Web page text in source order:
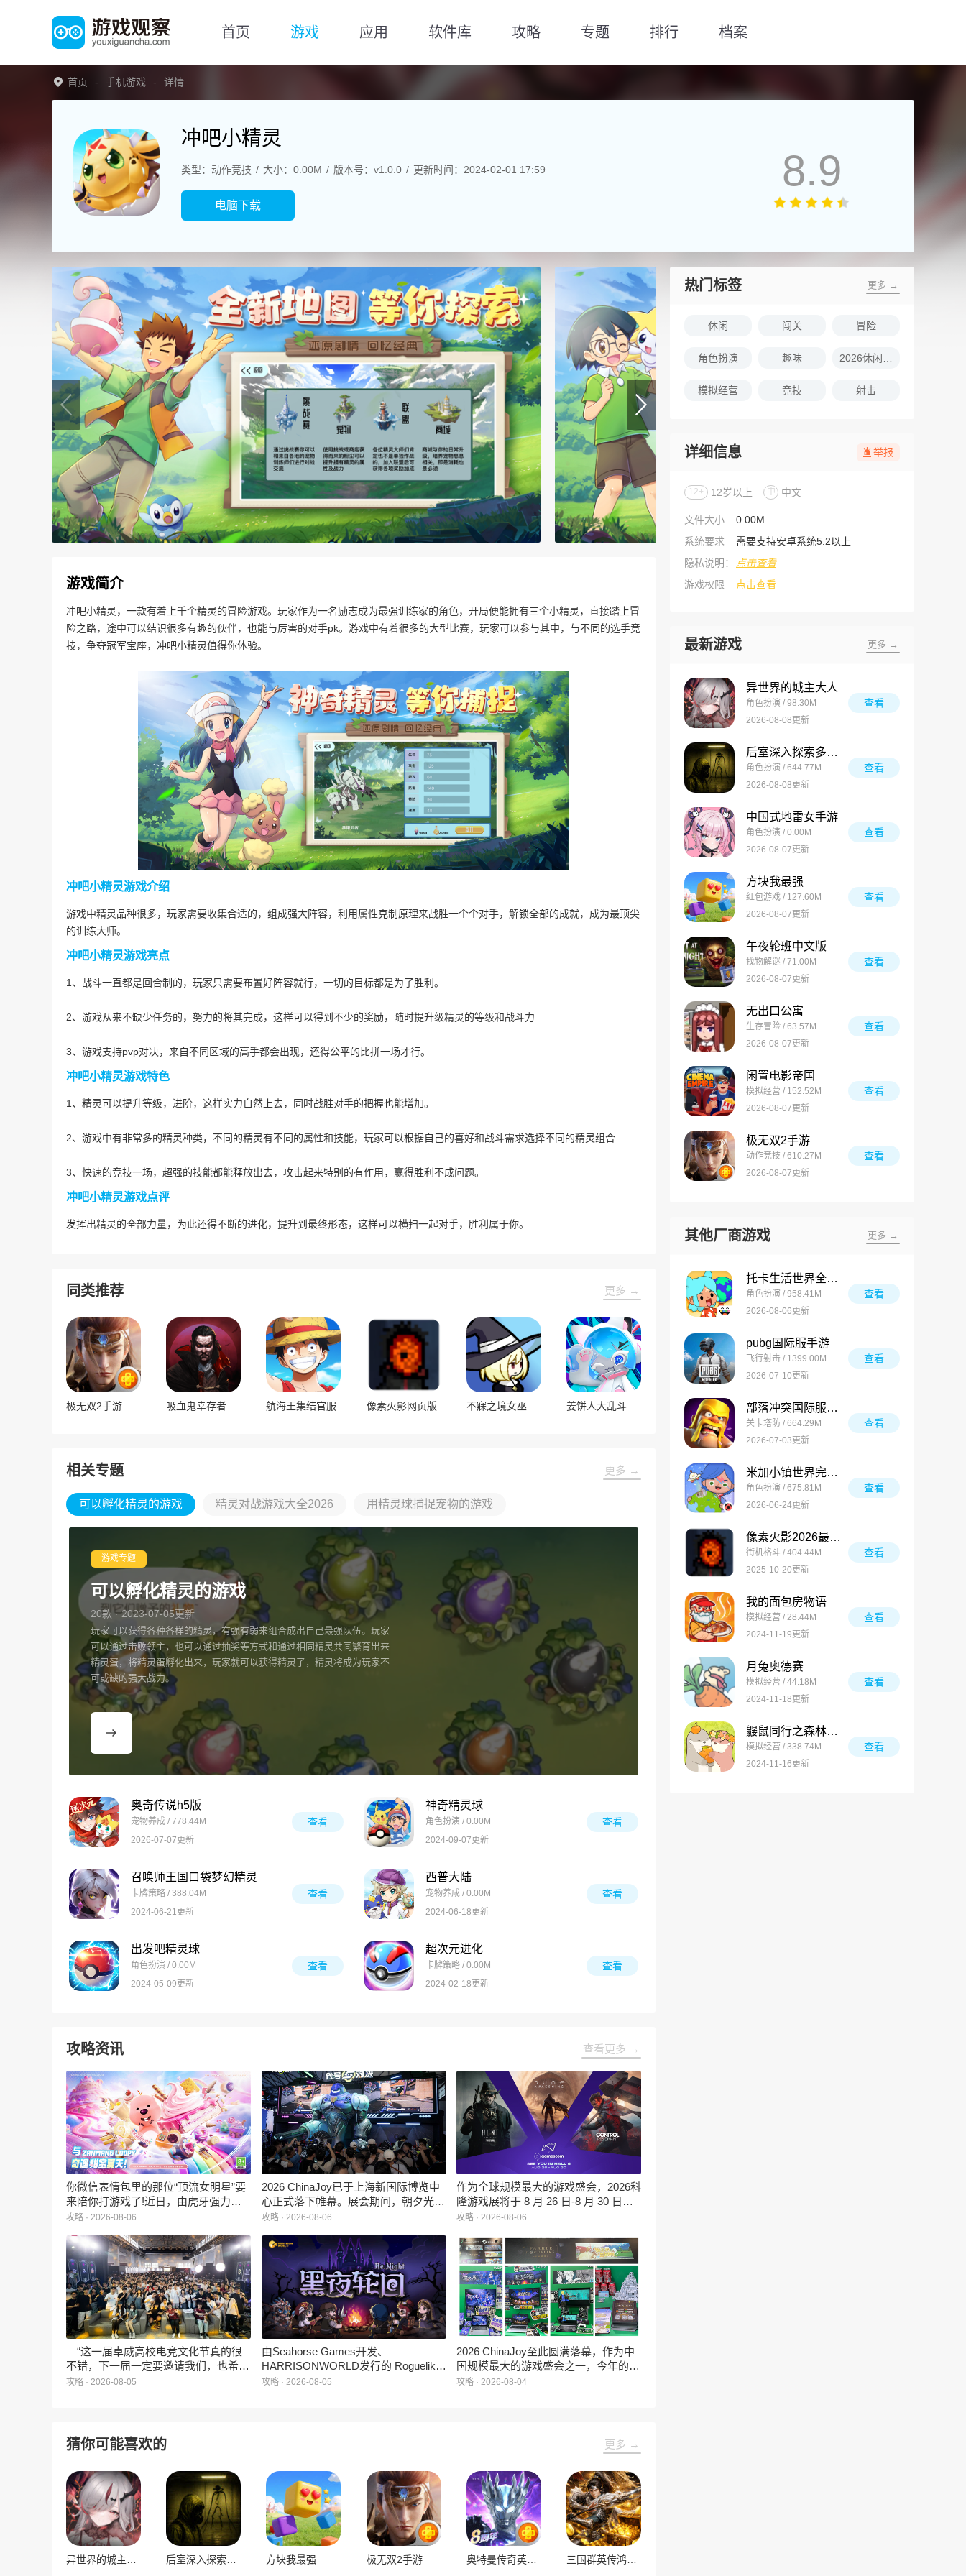
首页 游戏 应用 软件库 攻略 专题 排行 档案
首页 手机游戏 详情
冲吧小精灵
类型：动作竞技 大小：0.00M 版本号：v1.0.0 更新时间：2024-02-01 17:59
电脑下载
8.9
游戏简介
冲吧小精灵，一款有着上千个精灵的冒险游戏。玩家作为一名励志成为最强训练家的角色，开局便能拥有三个小精灵，直接踏上冒
险之路，途中可以结识很多有趣的伙伴，也能与厉害的对手pk。游戏中有着很多的大型比赛，玩家可以参与其中，与不同的选手竞
技，争夺冠军宝座，冲吧小精灵值得你体验。
冲吧小精灵游戏介绍
游戏中精灵品种很多，玩家需要收集合适的，组成强大阵容，利用属性克制原理来战胜一个个对手，解锁全部的成就，成为最顶尖
的训练大师。
冲吧小精灵游戏亮点
1、战斗一直都是回合制的，玩家只需要布置好阵容就行，一切的目标都是为了胜利。
2、游戏从来不缺少任务的，努力的将其完成，这样可以得到不少的奖励，随时提升级精灵的等级和战斗力
3、游戏支持pvp对决，来自不同区域的高手都会出现，还得公平的比拼一场才行。
冲吧小精灵游戏特色
1、精灵可以提升等级，进阶，这样实力自然上去，同时战胜对手的把握也能增加。
2、游戏中有非常多的精灵种类，不同的精灵有不同的属性和技能，玩家可以根据自己的喜好和战斗需求选择不同的精灵组合
3、快速的竞技一场，超强的技能都能释放出去，攻击起来特别的有作用，赢得胜利不成问题。
冲吧小精灵游戏点评
发挥出精灵的全部力量，为此还得不断的进化，提升到最终形态，这样可以横扫一起对手，胜利属于你。
同类推荐 更多 →
极无双2手游 航海王集结官服 像素火影网页版 姜饼人大乱斗
相关专题 更多 →
可以孵化精灵的游戏 精灵对战游戏大全2026 用精灵球捕捉宠物的游戏
游戏专题
可以孵化精灵的游戏
20款 · 2023-07-05更新
玩家可以获得各种各样的精灵，有强有弱来组合成出自己最强队伍。玩家
可以通过击败领主，也可以通过抽奖等方式和通过相同精灵共同繁育出来
精灵蛋，将精灵蛋孵化出来，玩家就可以获得精灵了，精灵将成为玩家不
可或缺的强大战力。
奥奇传说h5版
宠物养成 / 778.44M
2026-07-07更新
查看
神奇精灵球
角色扮演 / 0.00M
2024-09-07更新
查看
召唤师王国口袋梦幻精灵
卡牌策略 / 388.04M
2024-06-21更新
查看
西普大陆
宠物养成 / 0.00M
2024-06-18更新
查看
出发吧精灵球
角色扮演 / 0.00M
2024-05-09更新
查看
超次元进化
卡牌策略 / 0.00M
2024-02-18更新
查看
攻略资讯 查看更多 →
你微信表情包里的那位“顶流女明星”要
来陪你打游戏了!近日，由虎牙强力发
行、正版Zanmang Loopy(赞萌露比)IP
遇》正式曝光。这款产品巧妙融合了
3D立体消除、模拟经营与丰富的互动
社交玩法，准备为广大玩家和
ZANMANG LOOPY粉丝们带来一场视
觉与味觉的双重“奇遇”。
攻略 · 2026-08-06
2026 ChinaJoy已于上海新国际博览中
心正式落下帷幕。展会期间，朝夕光年
旗下蓝海工作室自研的多英雄策略射击
相，并向玩家开放试玩。
攻略 · 2026-08-06
作为全球规模最大的游戏盛会，2026科
隆游戏展将于 8 月 26 日-8 月 30 日在
德国举行。日前，科隆游戏展官方宣
罄，这也是科隆游戏展办展史上首次出
现展位一席难求的情况。
攻略 · 2026-08-06
“这一届卓威高校电竞文化节真的很
不错，下一届一定要邀请我们，也希望
能给更多同学一个来到现场的机会。”
攻略 · 2026-08-05
由Seahorse Games开发、
HARRISONWORLD发行的 Roguelike
卡牌战棋游戏 《黑夜轮回》于2026年8
攻略 · 2026-08-05
2026 ChinaJoy至此圆满落幕，作为中
国规模最大的游戏盛会之一，今年的展
馆依旧汇聚了来自全球的游戏厂商、媒
流互动，共同度过了充满欢笑与惊喜的
攻略 · 2026-08-04
猜你可能喜欢的 更多 →
方块我最强 极无双2手游 奥特曼传奇英雄最新版 三国群英传鸿鹄霸业最新版
热门标签 更多 →
休闲 闯关 冒险
角色扮演 趣味
模拟经营 竞技 射击
详细信息 举报
12+ 12岁以上 中 中文
文件大小
0.00M
系统要求
需要支持安卓系统5.2以上
隐私说明：
点击查看
游戏权限
点击查看
最新游戏 更多 →
异世界的城主大人
角色扮演 / 98.30M
2026-08-08更新
查看
后室深入探索多人联机版
角色扮演 / 644.77M
2026-08-08更新
查看
中国式地雷女手游
角色扮演 / 0.00M
2026-08-07更新
查看
方块我最强
红包游戏 / 127.60M
2026-08-07更新
查看
午夜轮班中文版
找物解谜 / 71.00M
2026-08-07更新
查看
无出口公寓
生存冒险 / 63.57M
2026-08-07更新
查看
闲置电影帝国
模拟经营 / 152.52M
2026-08-07更新
查看
极无双2手游
动作竞技 / 610.27M
2026-08-07更新
查看
其他厂商游戏 更多 →
托卡生活世界全解锁版
角色扮演 / 958.41M
2026-08-06更新
查看
pubg国际服手游
飞行射击 / 1399.00M
2026-07-10更新
查看
部落冲突国际服最新版
关卡塔防 / 664.29M
2026-07-03更新
查看
米加小镇世界完整版
角色扮演 / 675.81M
2026-06-24更新
查看
像素火影2026最新版
街机格斗 / 404.44M
2025-10-20更新
查看
我的面包房物语
模拟经营 / 28.44M
2024-11-19更新
查看
月兔奥德赛
模拟经营 / 44.18M
2024-11-18更新
查看
鼹鼠同行之森林之家万圣节版
模拟经营 / 338.74M
2024-11-16更新
查看